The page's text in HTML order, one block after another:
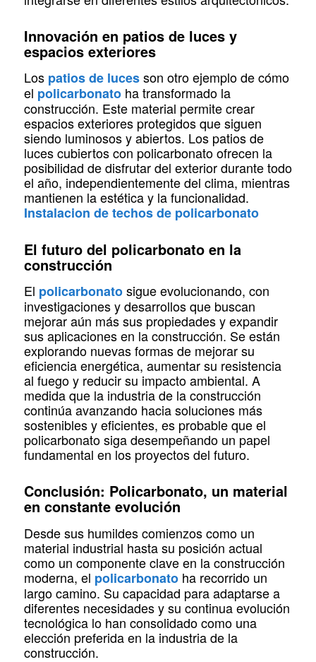
Innovación en patios de luces y
espacios exteriores
Los patios de lucesson otro ejemplo de cómo
el policarbonatoha transformado la
construcción. Este material permite crear
espacios exteriores protegidos que siguen
siendo luminosos y abiertos. Los patios de
luces cubiertos con policarbonato ofrecen la
posibilidad de disfrutar del exterior durante todo
el año, independientemente del clima, mientras
mantienen la estética y la funcionalidad.
Instalacion de techos de policarbonato
El futuro del policarbonato en la
construcción
El policarbonatosigue evolucionando, con
investigaciones y desarrollos que buscan
mejorar aún más sus propiedades y expandir
sus aplicaciones en la construcción. Se están
explorando nuevas formas de mejorar su
eficiencia energética, aumentar su resistencia
al fuego y reducir su impacto ambiental. A
medida que la industria de la construcción
continúa avanzando hacia soluciones más
sostenibles y eficientes, es probable que el
policarbonato siga desempeñando un papel
fundamental en los proyectos del futuro.
Conclusión: Policarbonato, un material
en constante evolución
Desde sus humildes comienzos como un
material industrial hasta su posición actual
como un componente clave en la construcción
moderna, el policarbonatoha recorrido un
largo camino. Su capacidad para adaptarse a
diferentes necesidades y su continua evolución
tecnológica lo han consolidado como una
elección preferida en la industria de la
construcción.